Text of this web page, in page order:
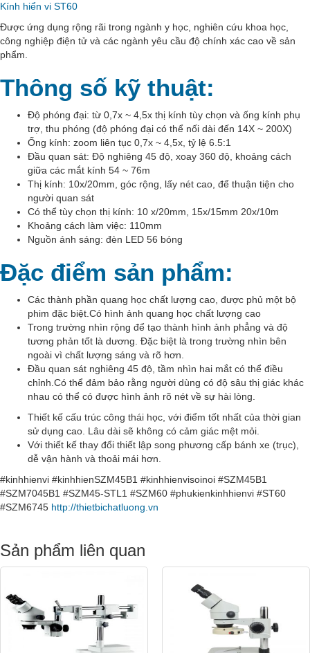
Kính hiển vi ST60
Được ứng dụng rộng rãi trong ngành y học, nghiên cứu khoa học,
công nghiệp điện tử và các ngành yêu cầu độ chính xác cao về sản
phẩm.
Thông số kỹ thuật:
Độ phóng đại: từ 0,7x ~ 4,5x thị kính tùy chọn và ống kính phụ
trợ, thu phóng (độ phóng đại có thể nối dài đến 14X ~ 200X)
Ống kính: zoom liên tục 0,7x ~ 4,5x, tỷ lệ 6.5:1
Đầu quan sát: Độ nghiêng 45 độ, xoay 360 độ, khoảng cách
giữa các mắt kính 54 ~ 76m
Thị kính: 10x/20mm, góc rộng, lấy nét cao, để thuận tiện cho
người quan sát
Có thể tùy chọn thị kính: 10 x/20mm, 15x/15mm 20x/10m
Khoảng cách làm việc: 110mm
Nguồn ánh sáng: đèn LED 56 bóng
Đặc điểm sản phẩm:
Các thành phần quang học chất lượng cao, được phủ một bộ
phim đặc biệt.Có hình ảnh quang học chất lượng cao
Trong trường nhìn rộng để tạo thành hình ảnh phẳng và độ
tương phản tốt là dương. Đặc biệt là trong trường nhìn bên
ngoài vì chất lượng sáng và rõ hơn.
Đầu quan sát nghiêng 45 độ, tầm nhìn hai mắt có thể điều
chỉnh.Có thể đảm bảo rằng người dùng có độ sâu thị giác khác
nhau có thể có được hình ảnh rõ nét về sự hài lòng.
Thiết kế cấu trúc công thái học, với điểm tốt nhất của thời gian
sử dụng cao. Lâu dài sẽ không có cảm giác mệt mỏi.
Với thiết kế thay đổi thiết lập song phương cấp bánh xe (trục),
dễ vận hành và thoải mái hơn.
#kinhhienvi #kinhhienSZM45B1 #kinhhienvisoinoi #SZM45B1
#SZM7045B1 #SZM45-STL1 #SZM60 #phukienkinhhienvi #ST60
#SZM6745 http://thietbichatluong.vn
Sản phẩm liên quan